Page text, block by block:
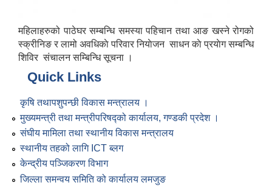
महिलाहरुको पाठेघर सम्बन्धि समस्या पहिचान तथा आङ खस्ने रोगको
स्क्रीनिङ र लामो अवधिकाे परिवार नियाेजन साधन काे प्रयाेग सम्बन्धि
शिविर संचालन सम्बिन्धि सूचना ।
Quick Links
कृषि तथापशुपन्छी विकास मन्त्रालय ।
मुख्यमन्त्री तथा मन्त्रीपरिषद्को कार्यालय, गण्डकी प्रदेश ।
संघीय मामिला तथा स्थानीय विकास मन्त्रालय
स्थानीय तहको लागि ICT ब्लग
केन्द्रीय पञ्जिकरण विभाग
जिल्ला समन्वय समिति को कार्यालय लमजुङ